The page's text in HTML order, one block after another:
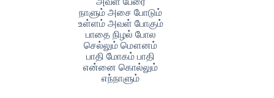
நாளும் அசை போடும்
உள்ளம் அவள் போகும்
பாதை நிழல் போல
செல்லும் மௌனம்
பாதி மோகம் பாதி
என்னை கொல்லும்
எந்நாளும்